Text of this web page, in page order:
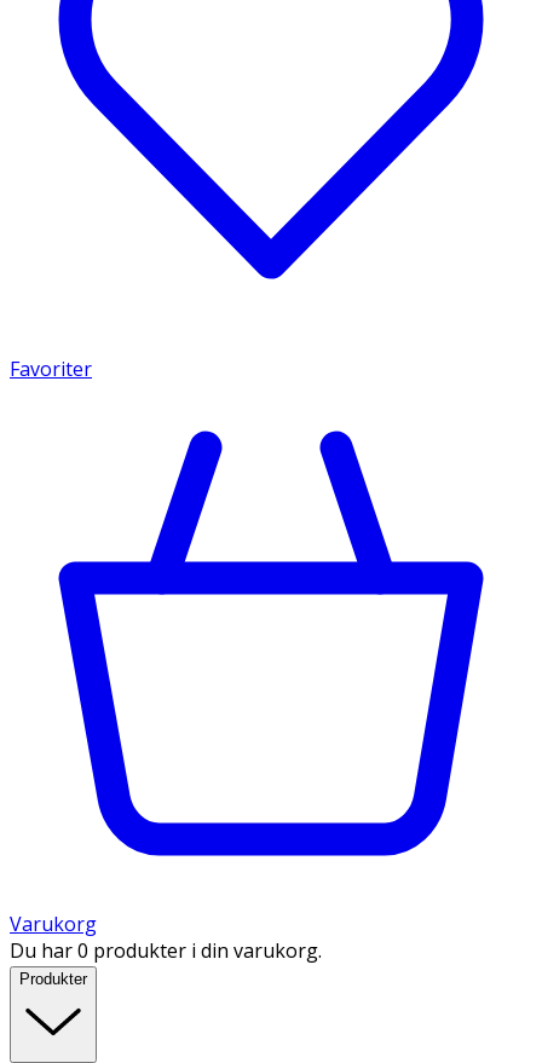
Favoriter
Varukorg
Du har 0 produkter i din varukorg.
Produkter